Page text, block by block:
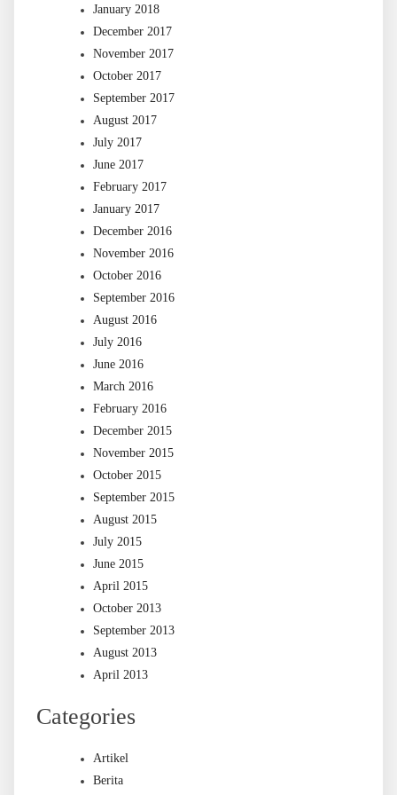
January 2018
December 2017
November 2017
October 2017
September 2017
August 2017
July 2017
June 2017
February 2017
January 2017
December 2016
November 2016
October 2016
September 2016
August 2016
July 2016
June 2016
March 2016
February 2016
December 2015
November 2015
October 2015
September 2015
August 2015
July 2015
June 2015
April 2015
October 2013
September 2013
August 2013
April 2013
Categories
Artikel
Berita